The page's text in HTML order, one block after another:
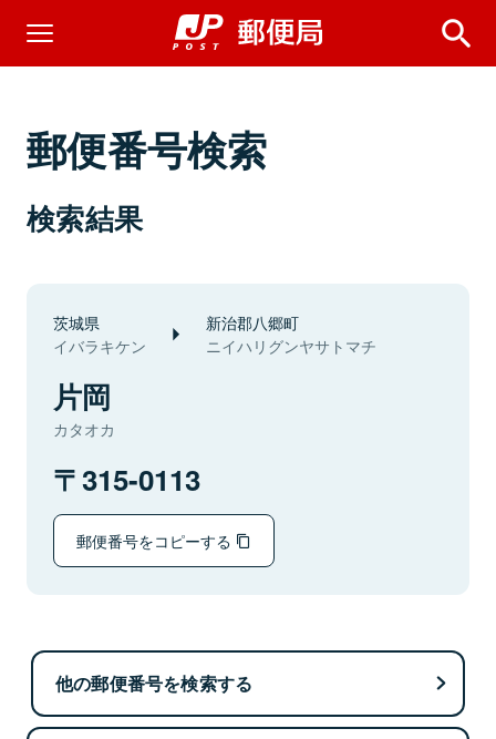
郵便番号検索
検索結果
茨城県
イバラキケン
新治郡八郷町
ニイハリグンヤサトマチ
片岡
カタオカ
315-0113
郵便番号をコピーする
他の郵便番号を検索する